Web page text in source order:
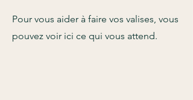
Pour vous aider à faire vos valises, vous
pouvez voir ici ce qui vous attend.